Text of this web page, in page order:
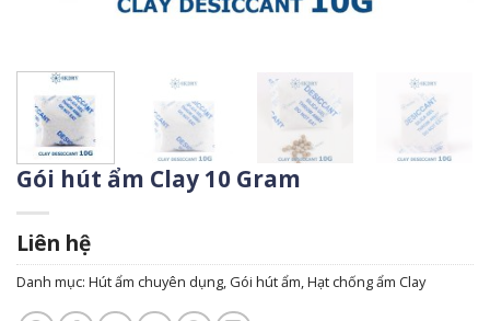
Gói hút ẩm Clay 10 Gram
Liên hệ
Danh mục: Hút ẩm chuyên dụng, Gói hút ẩm,Hạt chống ẩm Clay